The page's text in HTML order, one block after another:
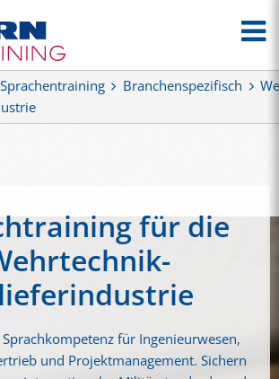
Sprachentraining Branchenspezifisch
für die
für Ingenieurwesen,
und Projektmanagement. Sichern